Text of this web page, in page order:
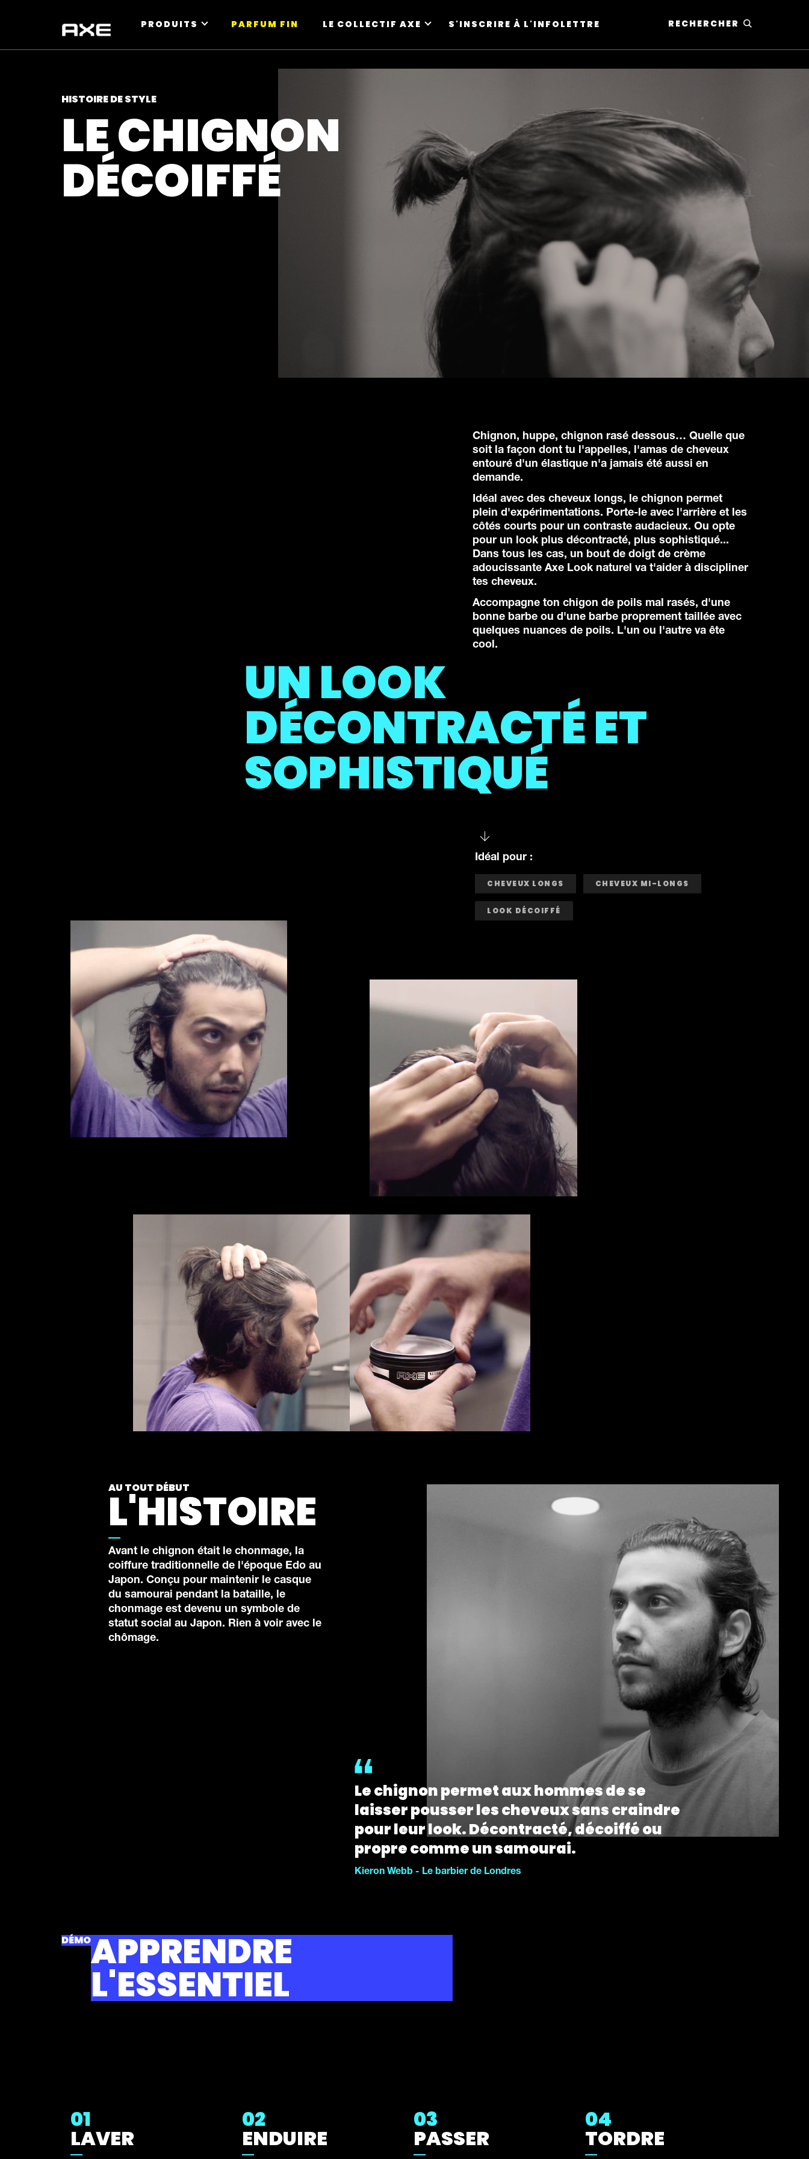
PRODUITS PARFUM FIN LE COLLECTIF AXE S'INSCRIRE À L'INFOLETTRE RECHERCHER
HISTOIRE DE STYLE
LE CHIGNON
DÉCOIFFÉ
UN LOOK
DÉCONTRACTÉ ET
SOPHISTIQUÉ
Chignon, huppe, chignon rasé dessous… Quelle que
soit la façon dont tu l'appelles, l'amas de cheveux
entouré d'un élastique n'a jamais été aussi en
demande.
Idéal avec des cheveux longs, le chignon permet
plein d'expérimentations. Porte-le avec l'arrière et les
côtés courts pour un contraste audacieux. Ou opte
pour un look plus décontracté, plus sophistiqué...
Dans tous les cas, un bout de doigt de crème
adoucissante Axe Look naturel va t'aider à discipliner
tes cheveux.
Accompagne ton chigon de poils mal rasés, d'une
bonne barbe ou d'une barbe proprement taillée avec
quelques nuances de poils. L'un ou l'autre va ête
cool.
Idéal pour :
CHEVEUX LONGS CHEVEUX MI-LONGS
LOOK DÉCOIFFÉ
L'HISTOIRE
AU TOUT DÉBUT
Avant le chignon était le chonmage, la
coiffure traditionnelle de l'époque Edo au
Japon. Conçu pour maintenir le casque
du samourai pendant la bataille, le
chonmage est devenu un symbole de
statut social au Japon. Rien à voir avec le
chômage.
Le chignon permet aux hommes de se
laisser pousser les cheveux sans craindre
pour leur look. Décontracté, décoiffé ou
propre comme un samourai.
Kieron Webb - Le barbier de Londres
APPRENDRE
L'ESSENTIEL
DÉMO
LAVER
01
ENDUIRE
02
PASSER
03
TORDRE
04